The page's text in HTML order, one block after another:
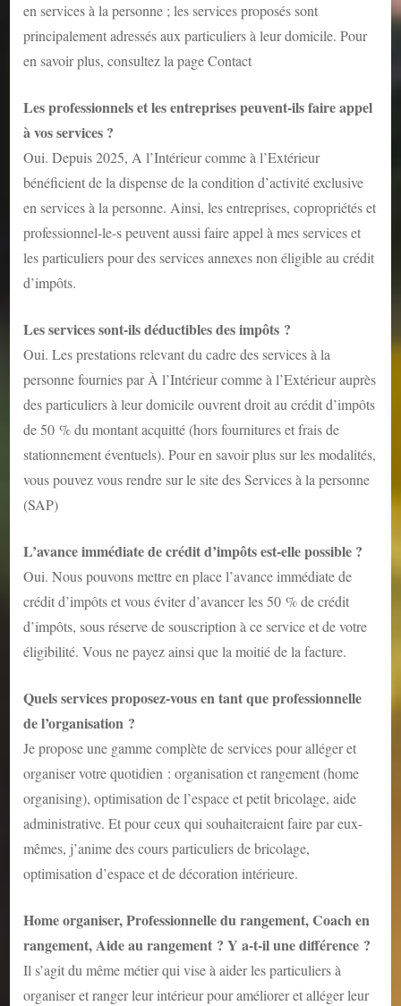
en services à la personne ; les services proposés sont
principalement adressés aux particuliers à leur domicile. Pour
en savoir plus, consultez la pageContact
Les professionnels et les entreprises peuvent-ils faire appel
à vos services ?
Oui. Depuis 2025, A l’Intérieur comme à l’Extérieur
bénéficient de la dispense de la condition d’activité exclusive
en services à la personne. Ainsi, les entreprises, copropriétés et
professionnel-le-s peuvent aussi faire appel à mes services et
les particuliers pour des services annexes non éligible au crédit
d’impôts.
Les services sont-ils déductibles des impôts ?
Oui. Les prestations relevant du cadre des services à la
personne fournies par À l’Intérieur comme à l’Extérieur auprès
des particuliers à leur domicile ouvrent droit au crédit d’impôts
de 50 % du montant acquitté (hors fournitures et frais de
stationnement éventuels). Pour en savoir plus sur les modalités,
vous pouvez vous rendre sur le site desServices à la personne
(SAP)
L’avance immédiate de crédit d’impôts est-elle possible ?
Oui. Nous pouvons mettre en place l’avance immédiate de
crédit d’impôts et vous éviter d’avancer les 50 % de crédit
d’impôts, sous réserve de souscription à ce service et de votre
éligibilité. Vous ne payez ainsi que la moitié de la facture.
Quels services proposez-vous en tant que professionnelle
de l’organisation ?
Je propose une gamme complète de services pour alléger et
organiser votre quotidien : organisation et rangement (home
organising), optimisation de l’espace et petit bricolage, aide
administrative. Et pour ceux qui souhaiteraient faire par eux-
mêmes, j’anime des cours particuliers de bricolage,
optimisation d’espace et de décoration intérieure.
Home organiser, Professionnelle du rangement, Coach en
rangement, Aide au rangement ? Y a-t-il une différence ?
Il s’agit du même métier qui vise à aider les particuliers à
organiser et ranger leur intérieur pour améliorer et alléger leur